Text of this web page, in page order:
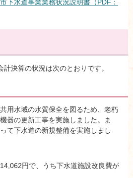
下水道事業業務状況説明書（PDF：
決算の状況は次のとおりです。
用水域の水質保全を図るため、老朽
器の更新工事を実施しました。ま
て下水道の新規整備を実施しまし
円で、うち下水道施設改良費が